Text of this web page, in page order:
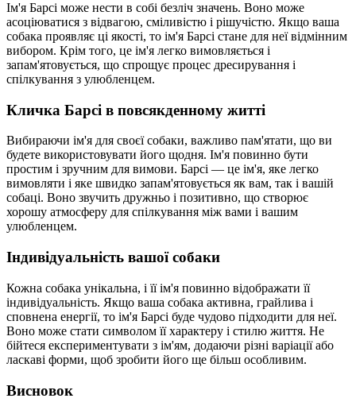
Ім'я Барсі може нести в собі безліч значень. Воно може
асоціюватися з відвагою, сміливістю і рішучістю. Якщо ваша
собака проявляє ці якості, то ім'я Барсі стане для неї відмінним
вибором. Крім того, це ім'я легко вимовляється і
запам'ятовується, що спрощує процес дресирування і
спілкування з улюбленцем.
Кличка Барсі в повсякденному житті
Вибираючи ім'я для своєї собаки, важливо пам'ятати, що ви
будете використовувати його щодня. Ім'я повинно бути
простим і зручним для вимови. Барсі — це ім'я, яке легко
вимовляти і яке швидко запам'ятовується як вам, так і вашій
собаці. Воно звучить дружньо і позитивно, що створює
хорошу атмосферу для спілкування між вами і вашим
улюбленцем.
Індивідуальність вашої собаки
Кожна собака унікальна, і її ім'я повинно відображати її
індивідуальність. Якщо ваша собака активна, грайлива і
сповнена енергії, то ім'я Барсі буде чудово підходити для неї.
Воно може стати символом її характеру і стилю життя. Не
бійтеся експериментувати з ім'ям, додаючи різні варіації або
ласкаві форми, щоб зробити його ще більш особливим.
Висновок